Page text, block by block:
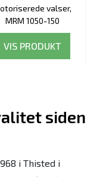
valser,
MRM 1050-150
VIS PRODUKT
siden
i Thisted i